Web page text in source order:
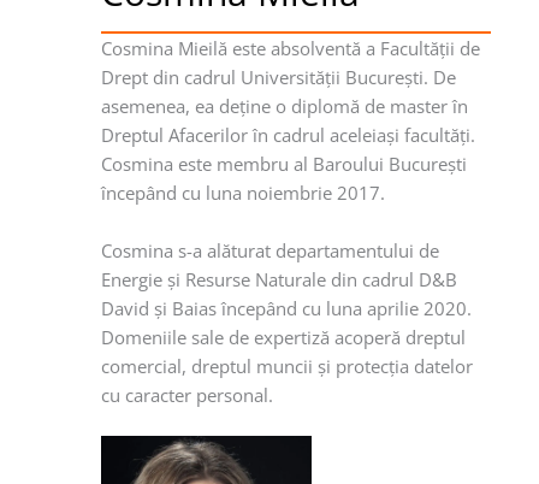
Cosmina Mieilă este absolventă a Facultăţii de
Drept din cadrul Universităţii Bucureşti. De
asemenea, ea deţine o diplomă de master în
Dreptul Afacerilor în cadrul aceleiaşi facultăţi.
Cosmina este membru al Baroului Bucureşti
începând cu luna noiembrie 2017.
Cosmina s-a alăturat departamentului de
Energie şi Resurse Naturale din cadrul D&B
David şi Baias începând cu luna aprilie 2020.
Domeniile sale de expertiză acoperă dreptul
comercial, dreptul muncii şi protecţia datelor
cu caracter personal.